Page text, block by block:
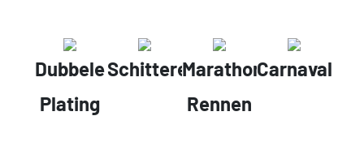
Dubbele
Plating
SchitterenMarathon
Rennen
Carnaval